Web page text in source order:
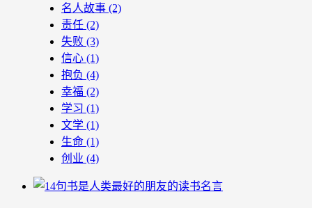
名人故事 (2)
责任 (2)
失败 (3)
信心 (1)
抱负 (4)
幸福 (2)
学习 (1)
文学 (1)
生命 (1)
创业 (4)